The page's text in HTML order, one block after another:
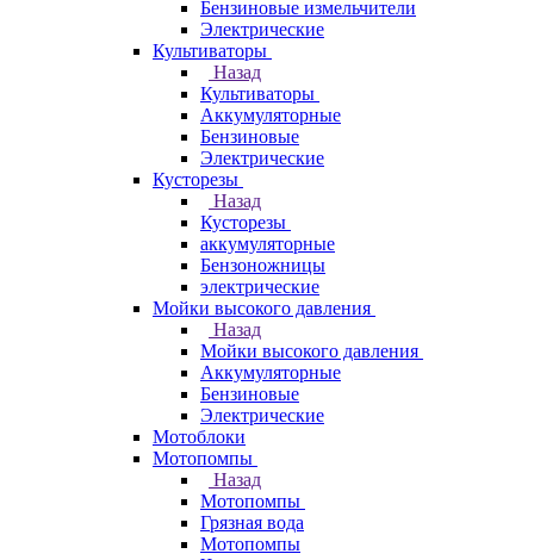
Бензиновые измельчители
Электрические
Культиваторы
Назад
Культиваторы
Аккумуляторные
Бензиновые
Электрические
Кусторезы
Назад
Кусторезы
аккумуляторные
Бензоножницы
электрические
Мойки высокого давления
Назад
Мойки высокого давления
Аккумуляторные
Бензиновые
Электрические
Мотоблоки
Мотопомпы
Назад
Мотопомпы
Грязная вода
Мотопомпы